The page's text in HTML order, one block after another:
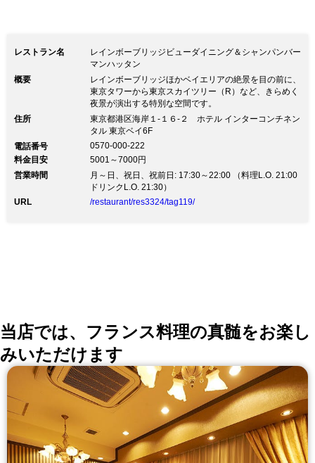
レストラン名
レインボーブリッジビューダイニング＆シャンパンバー
マンハッタン
概要
レインボーブリッジほかベイエリアの絶景を目の前に、
東京タワーから東京スカイツリー（R）など、きらめく
夜景が演出する特別な空間です。
住所
東京都港区海岸１-１６-２ ホテル インターコンチネン
タル 東京ベイ6F
電話番号
0570-000-222
料金目安
5001～7000円
営業時間
月～日、祝日、祝前日: 17:30～22:00 （料理L.O. 21:00
ドリンクL.O. 21:30）
URL
/restaurant/res3324/tag119/
当店では、フランス料理の真髄をお楽し
みいただけます